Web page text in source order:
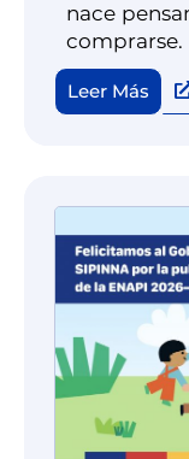
nace
comprarse.
adulto
Leer Más